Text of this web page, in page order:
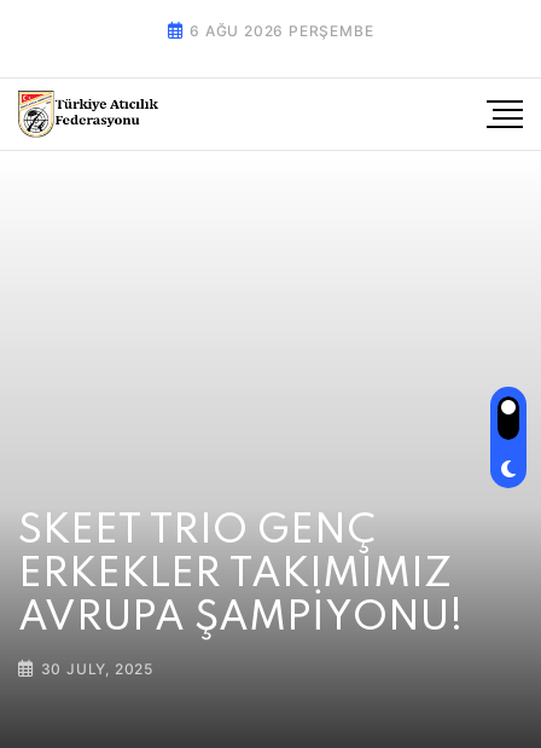
6 AĞU 2026 PERŞEMBE
SKEET TRIO GENÇ
ERKEKLER TAKIMIMIZ
AVRUPA ŞAMPİYONU!
30 JULY, 2025